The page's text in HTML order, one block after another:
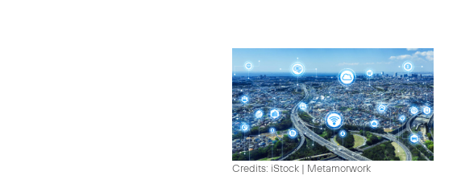
Credits: iStock | Metamorwork